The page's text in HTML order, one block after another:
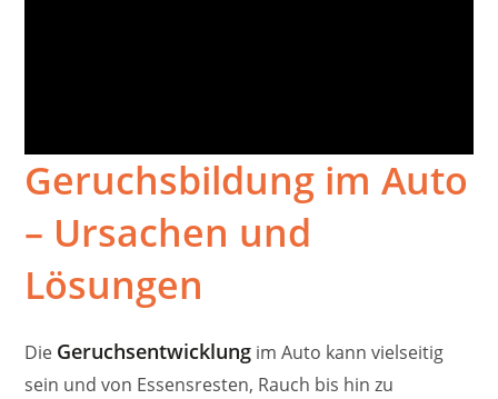
Geruchsbildung im Auto
– Ursachen und
Lösungen
Die Geruchsentwicklung im Auto kann vielseitig
sein und von Essensresten, Rauch bis hin zu